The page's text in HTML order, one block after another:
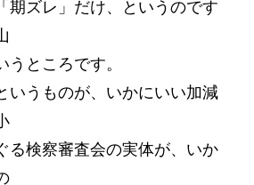
期ズレ」だけ、というのです
ところです。
うものが、いかにいい加減
る検察審査会の実体が、いか